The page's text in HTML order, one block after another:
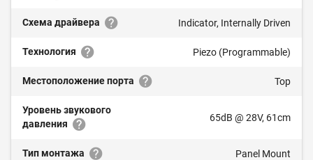
Схема драйвера Indicator, Internally Driven
Технология Piezo (Programmable)
Местоположение порта Top
Уровень звукового
давления
65dB @ 28V, 61cm
Тип монтажа Panel Mount